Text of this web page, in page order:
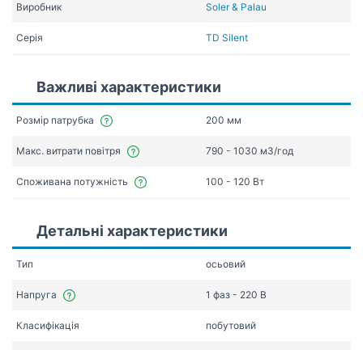
Виробник Soler & Palau
Серія TD Silent
Важливі характеристики
Розмір патрубка 200 мм
Макс. витрати повітря 790 - 1030 мЗ/год
Споживана потужність 100 - 120 Вт
Детальні характеристики
Тип осьовий
Напруга 1 фаз - 220 В
Класифікація побутовий